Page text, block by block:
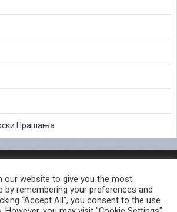
Прашања
ДО ИНФОРМАЦИИ ОД ЈАВЕН КАРАКТЕР
НА КРИВИЧНО ДЕЛО
КОРИСНИ ЛИНКОВИ
our website to give you the most
by remembering your preferences and
“Accept All”, you consent to the use